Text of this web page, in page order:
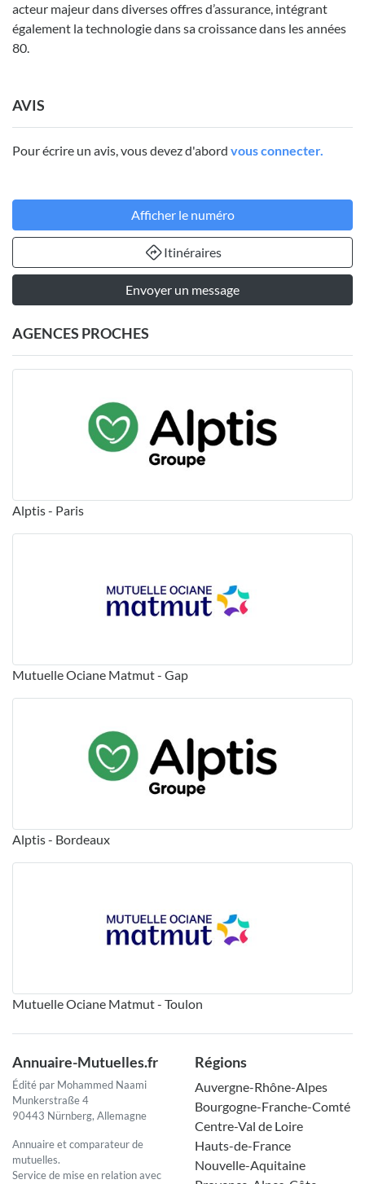
acteur majeur dans diverses offres d’assurance, intégrant
également la technologie dans sa croissance dans les années
80.
AVIS
Pour écrire un avis, vous devez d'abord vous connecter.
Afficher le numéro
Itinéraires
Envoyer un message
AGENCES PROCHES
Alptis - Paris
Mutuelle Ociane Matmut - Gap
Alptis - Bordeaux
Mutuelle Ociane Matmut - Toulon
Annuaire-Mutuelles.fr
Édité par Mohammed Naami
Munkerstraße 4
90443 Nürnberg, Allemagne
Annuaire et comparateur de
mutuelles.
Service de mise en relation avec
Régions
Auvergne-Rhône-Alpes
Bourgogne-Franche-Comté
Centre-Val de Loire
Hauts-de-France
Nouvelle-Aquitaine